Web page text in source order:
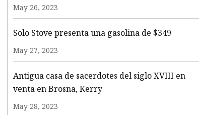
May 26, 2023
Solo Stove presenta una gasolina de $349
May 27, 2023
Antigua casa de sacerdotes del siglo XVIII en
venta en Brosna, Kerry
May 28, 2023